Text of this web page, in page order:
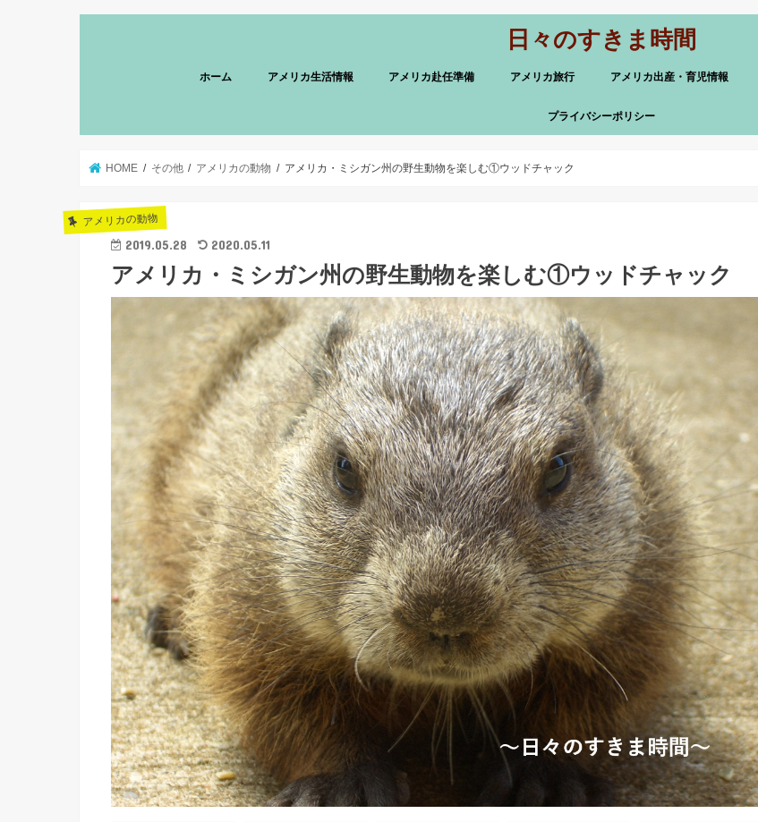
日々のすきま時間
ホーム アメリカ生活情報 アメリカ赴任準備 アメリカ旅行 アメリカ出産・育児情報
プライバシーポリシー
HOME その他 アメリカの動物 アメリカ・ミシガン州の野生動物を楽しむ①ウッドチャック
アメリカの動物
2019.05.28 2020.05.11
アメリカ・ミシガン州の野生動物を楽しむ①ウッドチャック